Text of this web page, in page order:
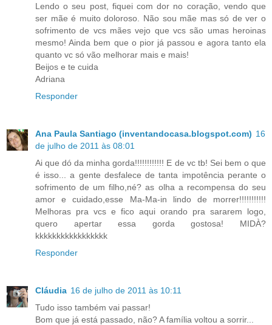
Lendo o seu post, fiquei com dor no coração, vendo que
ser mãe é muito doloroso. Não sou mãe mas só de ver o
sofrimento de vcs mães vejo que vcs são umas heroinas
mesmo! Ainda bem que o pior já passou e agora tanto ela
quanto vc só vão melhorar mais e mais!
Beijos e te cuida
Adriana
Responder
Ana Paula Santiago (inventandocasa.blogspot.com) 16
de julho de 2011 às 08:01
Ai que dó da minha gorda!!!!!!!!!!!! E de vc tb! Sei bem o que
é isso... a gente desfalece de tanta impotência perante o
sofrimento de um filho,né? as olha a recompensa do seu
amor e cuidado,esse Ma-Ma-in lindo de morrer!!!!!!!!!!!
Melhoras pra vcs e fico aqui orando pra sararem logo,
quero apertar essa gorda gostosa! MIDÀ?
kkkkkkkkkkkkkkkkk
Responder
Cláudia 16 de julho de 2011 às 10:11
Tudo isso também vai passar!
Bom que já está passado, não? A família voltou a sorrir...